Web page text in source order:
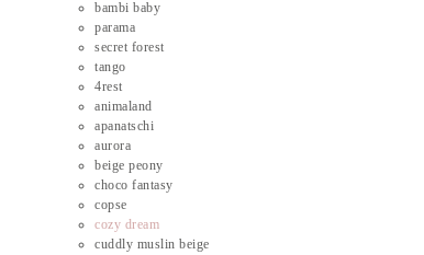
bambi baby
parama
secret forest
tango
4rest
animaland
apanatschi
aurora
beige peony
choco fantasy
copse
cozy dream
cuddly muslin beige